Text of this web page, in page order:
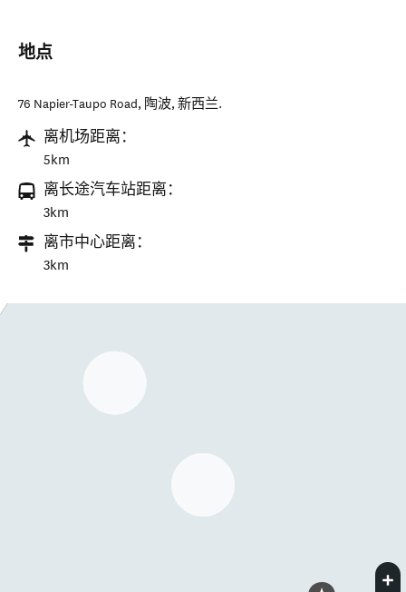
地点
76 Napier-Taupo Road, 陶波, 新西兰.
离机场距离：
5km
离长途汽车站距离：
3km
离市中心距离：
3km